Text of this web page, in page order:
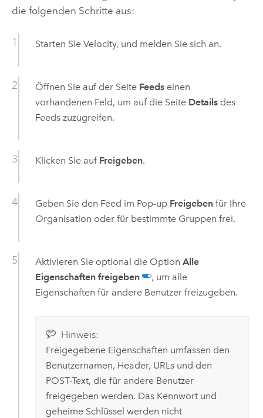
die folgenden Schritte aus:
Starten Sie Velocity, und melden Sie sich an.
Öffnen Sie auf der Seite Feedseinen
vorhandenen Feld, um auf die Seite Detailsdes
Feeds zuzugreifen.
Klicken Sie auf Freigeben.
Geben Sie den Feed im Pop-up Freigebenfür Ihre
Organisation oder für bestimmte Gruppen frei.
Aktivieren Sie optional die Option Alle
Eigenschaften freigeben
, um alle
Eigenschaften für andere Benutzer freizugeben.
Hinweis:
Freigegebene Eigenschaften umfassen den
Benutzernamen, Header, URLs und den
POST-Text, die für andere Benutzer
freigegeben werden. Das Kennwort und
geheime Schlüssel werden nicht